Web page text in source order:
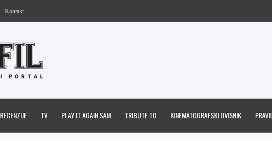
Kontakt
RECENZIJE TV PLAY IT AGAIN SAM TRIBUTE TO KINEMATOGRAFSKI OVISNIK